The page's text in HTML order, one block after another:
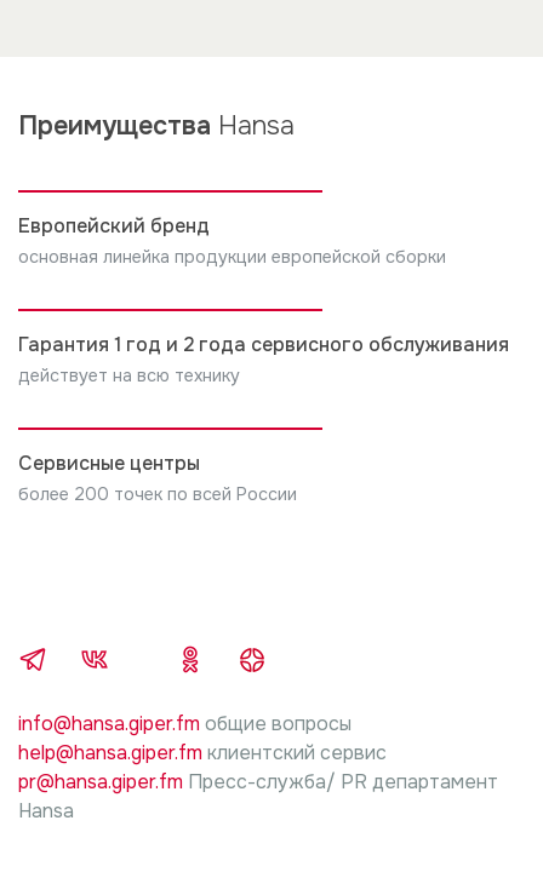
Преимущества Hansa
Европейский бренд
основная линейка продукции европейской сборки
Гарантия 1 год и 2 года сервисного обслуживания
действует на всю технику
Сервисные центры
более 200 точек по всей России
info@hansa.giper.fm общие вопросы
help@hansa.giper.fm клиентский сервис
pr@hansa.giper.fm Пресс-служба/ PR департамент
Hansa